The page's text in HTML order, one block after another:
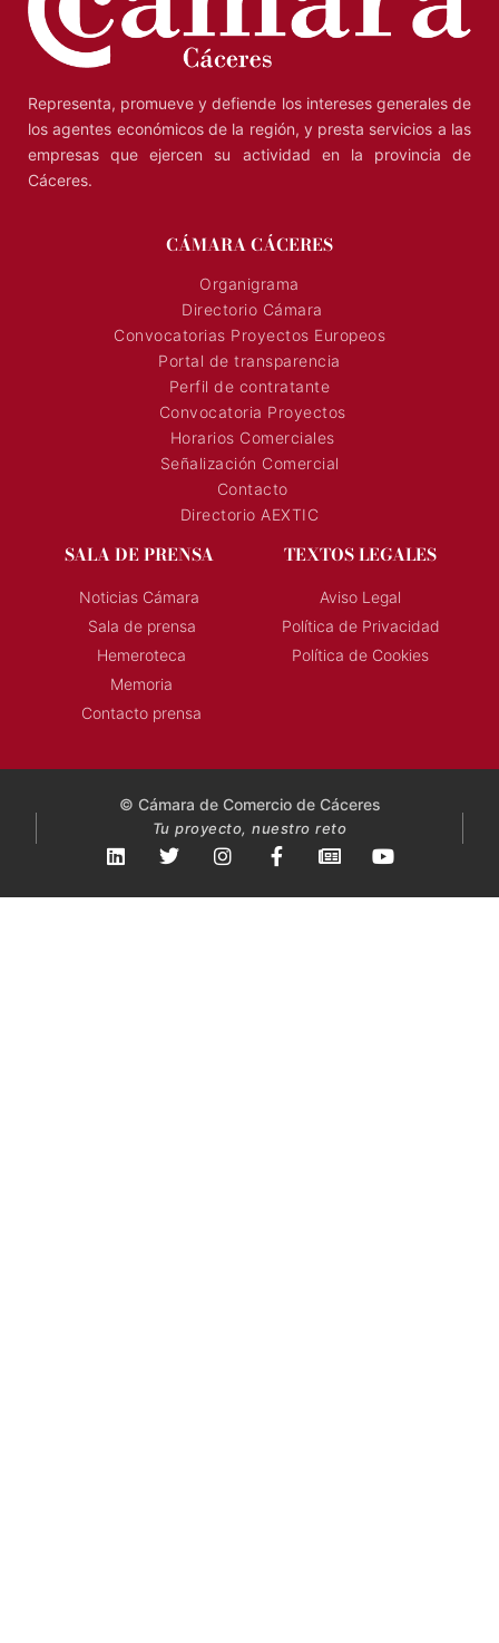
Representa, promueve y defiende los intereses generales de
los agentes económicos de la región, y presta servicios a las
CÁMARA CÁCERES
Organigrama
Directorio Cámara
Convocatorias Proyectos Europeos
Portal de transparencia
Perfil de contratante
Convocatoria Proyectos
Horarios Comerciales
Señalización Comercial
Contacto
SALA DE PRENSA
Noticias Cámara
Sala de prensa
Hemeroteca
Contacto prensa
TEXTOS LEGALES
Aviso Legal
© Cámara de Comercio de Cáceres